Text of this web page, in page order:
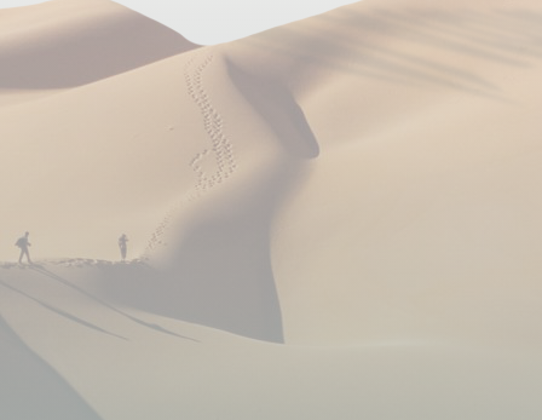
l'hôtel, soit à 10 minutes de bus. Vous terminez votre
randonnée à Positano. Il n'existe pas de trajet direct
entre Positano et Agerola, vous devrez forcément
passer par Amalfi. Pour cela, vous avez la possibilité
d'y aller en bus ou en bateau. Nous vous conseillons
météorologiques le permettent (entre 10 et 15€
selon la saison). D'Amalfi à Agerola, vous prenez le
bus public. Si vous souhaitez qu'on vous organise un
transfert privé, nous consulter.
Le jour 6, vous devez prendre le bus matin et soir.